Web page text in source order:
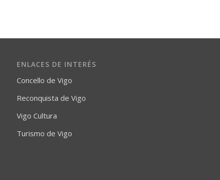
ENLACES DE INTERÉS
Concello de Vigo
Reconquista de Vigo
Vigo Cultura
Turismo de Vigo